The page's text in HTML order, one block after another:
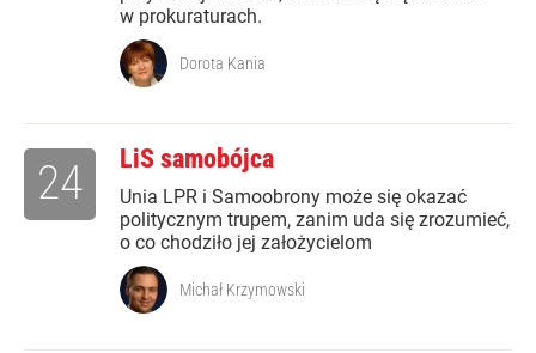
w prokuraturach.
Dorota Kania
LiS samobójca
Unia LPR i Samoobrony może się okazać
politycznym trupem, zanim uda się zrozumieć,
o co chodziło jej założycielom
24
Michał Krzymowski